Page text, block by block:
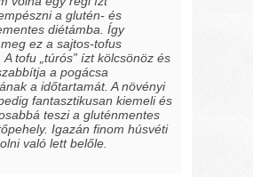
a glutén- és
diétámba. Így
ez a sajtos-tofus
A tofu „túrós” ízt kölcsönöz és
a pogácsa
a időtartamát. A növényi
fantasztikusan kiemeli és
teszi a gluténmentes
Igazán finom húsvéti
való lett belőle.